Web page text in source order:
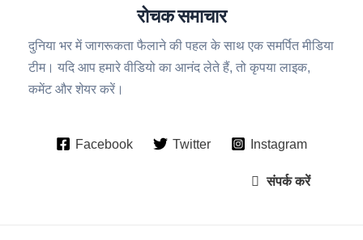
रोचक समाचार
दुनिया भर में जागरूकता फैलाने की पहल के साथ एक समर्पित मीडिया
टीम। यदि आप हमारे वीडियो का आनंद लेते हैं, तो कृपया लाइक,
कमेंट और शेयर करें।
Facebook Twitter Instagram
संपर्क करें